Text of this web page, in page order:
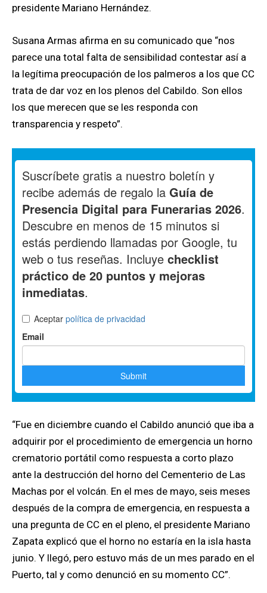
presidente Mariano Hernández.
Susana Armas afirma en su comunicado que “nos
parece una total falta de sensibilidad contestar así a
la legítima preocupación de los palmeros a los que CC
trata de dar voz en los plenos del Cabildo. Son ellos
los que merecen que se les responda con
transparencia y respeto”.
“Fue en diciembre cuando el Cabildo anunció que iba a
adquirir por el procedimiento de emergencia un horno
crematorio portátil como respuesta a corto plazo
ante la destrucción del horno del Cementerio de Las
Machas por el volcán. En el mes de mayo, seis meses
después de la compra de emergencia, en respuesta a
una pregunta de CC en el pleno, el presidente Mariano
Zapata explicó que el horno no estaría en la isla hasta
junio. Y llegó, pero estuvo más de un mes parado en el
Puerto, tal y como denunció en su momento CC”.